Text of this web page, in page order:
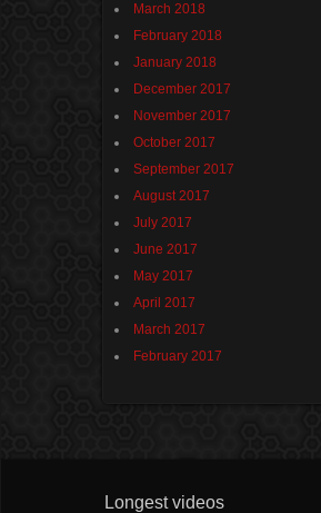
March 2018
February 2018
January 2018
December 2017
November 2017
October 2017
September 2017
August 2017
July 2017
June 2017
May 2017
April 2017
March 2017
February 2017
Longest videos